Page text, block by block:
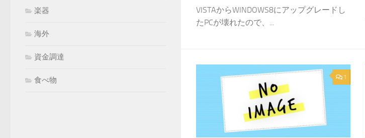
VISTAからWINDOWS8にアップグレードし
たPCが壊れたので、...
1
楽器
海外
資金調達
食べ物